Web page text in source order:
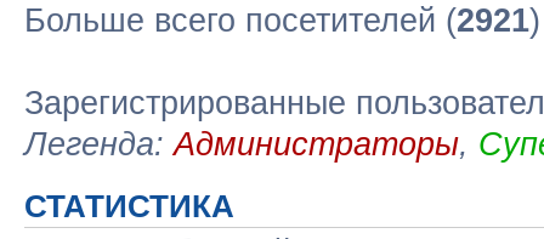
Больше всего посетителей (2921
Зарегистрированные
Легенда:Администраторы,
СТАТИСТИКА